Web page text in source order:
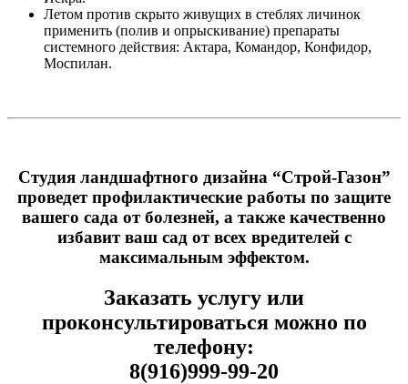
Летом против скрыто живущих в стеблях личинок
применить (полив и опрыскивание) препараты
системного действия: Актара, Командор, Конфидор,
Моспилан.
Студия ландшафтного дизайна “Строй-Газон”
проведет профилактические работы по защите
вашего сада от болезней, а также качественно
избавит ваш сад от всех вредителей с
максимальным эффектом.
Заказать услугу или
проконсультироваться можно по
телефону:
8(916)999-99-20